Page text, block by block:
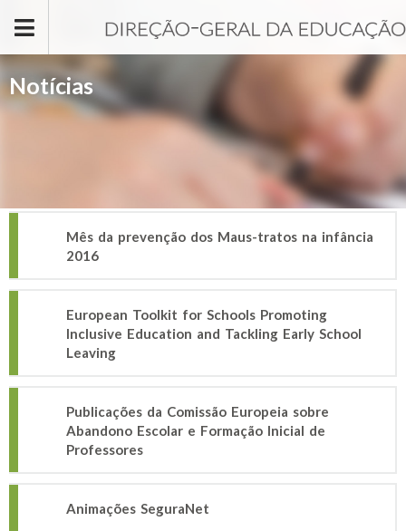
Notícias
Mês da prevenção dos Maus-tratos na infância
2016
European Toolkit for Schools Promoting
Inclusive Education and Tackling Early School
Leaving
Publicações da Comissão Europeia sobre
Abandono Escolar e Formação Inicial de
Professores
Animações SeguraNet